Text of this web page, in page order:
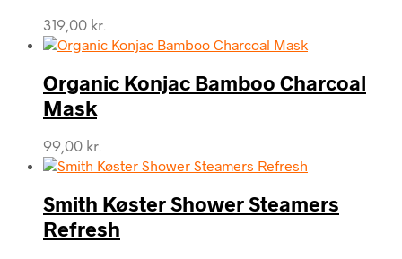
319,00 kr.
Organic Konjac Bamboo Charcoal
Mask
99,00 kr.
Smith Køster Shower Steamers
Refresh